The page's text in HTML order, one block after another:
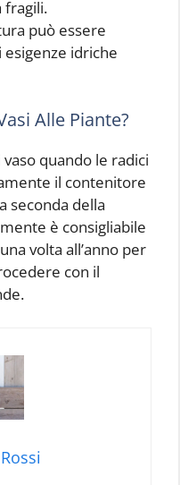
fragili.
può essere
idriche
Alle Piante?
quando le radici
il contenitore
seconda della
è consigliabile
volta all’anno per
con il